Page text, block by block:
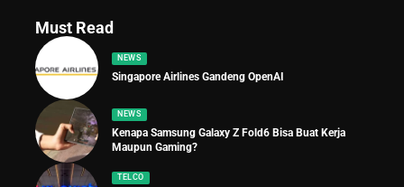
Must Read
NEWS
Singapore Airlines Gandeng OpenAI
NEWS
Kenapa Samsung Galaxy Z Fold6 Bisa Buat Kerja
Maupun Gaming?
TELCO